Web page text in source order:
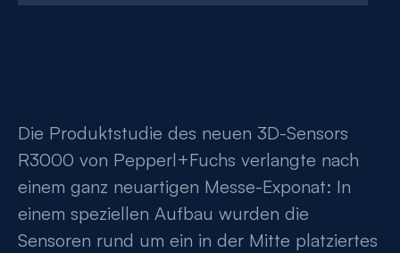
Die Produktstudie des neuen 3D-Sensors
R3000 von Pepperl+Fuchs verlangte nach
einem ganz neuartigen Messe-Exponat: In
einem speziellen Aufbau wurden die
Sensoren rund um ein in der Mitte platziertes